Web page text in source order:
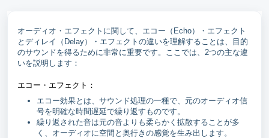
オーディオ・エフェクトに関して、エコー（Echo）・エフェクト
とディレイ（Delay）・エフェクトの違いを理解することは、目的
のサウンドを得るために非常に重要です。ここでは、2つの主な違
いを説明します：
エコー・エフェクト：
エコー効果とは、サウンド処理の一種で、元のオーディオ信
号を明確な時間遅延で繰り返すものです。
繰り返された音は元の音よりも柔らかく拡散することが多
く、オーディオに空間と奥行きの感覚を生み出します。